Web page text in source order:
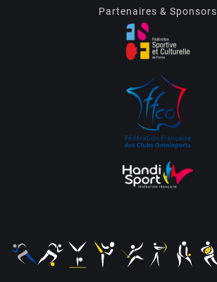
Partenaires & Sponsors